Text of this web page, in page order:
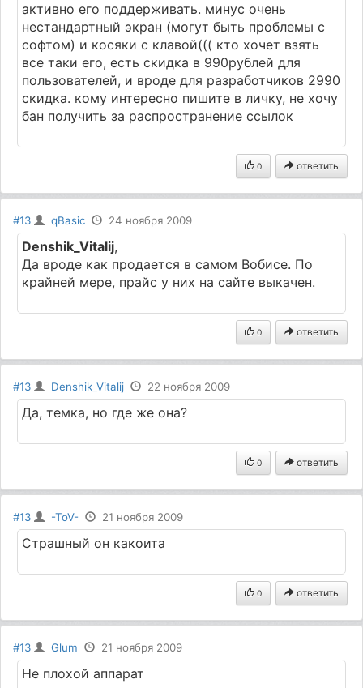
активно его поддерживать. минус очень
нестандартный экран (могут быть проблемы с
софтом) и косяки с клавой((( кто хочет взять
все таки его, есть скидка в 990рублей для
пользователей, и вроде для разработчиков 2990
скидка. кому интересно пишите в личку, не хочу
бан получить за распространение ссылок
0 ответить
#13 qBasic 24 ноября 2009
Denshik_Vitalij,
Да вроде как продается в самом Вобисе. По
крайней мере, прайс у них на сайте выкачен.
0 ответить
#13 Denshik_Vitalij 22 ноября 2009
Да, темка, но где же она?
0 ответить
#13 -ToV- 21 ноября 2009
Страшный он какоита
0 ответить
#13 Glum 21 ноября 2009
Не плохой аппарат